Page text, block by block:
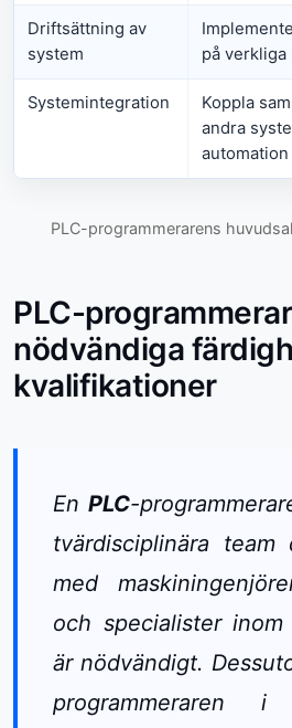
Driftsättning av
system
på verkliga
Systemintegration
Koppla
andra
automation
PLC-programmerarens
PLC-
nödvändiga
kvalifikationer
En PLC-
tvärdisciplinära team
med
och specialister
är nödvändigt.
programmeraren